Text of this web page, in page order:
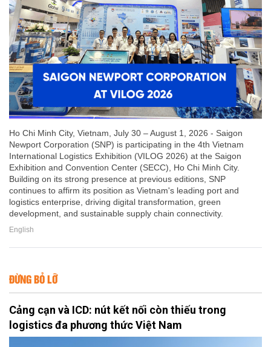
Ho Chi Minh City, Vietnam, July 30 – August 1, 2026 - Saigon
Newport Corporation (SNP) is participating in the 4th Vietnam
International Logistics Exhibition (VILOG 2026) at the Saigon
Exhibition and Convention Center (SECC), Ho Chi Minh City.
Building on its strong presence at previous editions, SNP
continues to affirm its position as Vietnam's leading port and
logistics enterprise, driving digital transformation, green
development, and sustainable supply chain connectivity.
English
ĐỪNG BỎ LỠ
Cảng cạn và ICD: nút kết nối còn thiếu trong
logistics đa phương thức Việt Nam